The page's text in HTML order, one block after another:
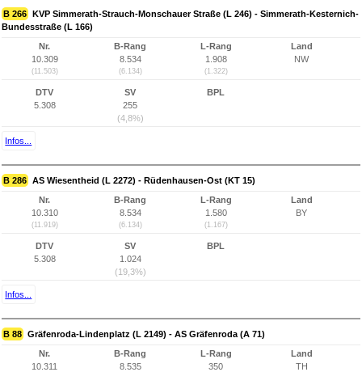
B 266 KVP Simmerath-Strauch-Monschauer Straße (L 246) - Simmerath-Kesternich-
Bundesstraße (L 166)
Nr.
10.309
(11.503)
B-Rang
8.534
(6.134)
L-Rang
1.908
(1.322)
Land
NW
DTV
5.308
SV
255
(4,8%)
BPL
Infos...
B 286 AS Wiesentheid (L 2272) - Rüdenhausen-Ost (KT 15)
Nr.
10.310
(11.919)
B-Rang
8.534
(6.134)
L-Rang
1.580
(1.167)
Land
BY
DTV
5.308
SV
1.024
(19,3%)
BPL
Infos...
B 88 Gräfenroda-Lindenplatz (L 2149) - AS Gräfenroda (A 71)
Nr.
10.311
B-Rang
8.535
L-Rang
350
Land
TH